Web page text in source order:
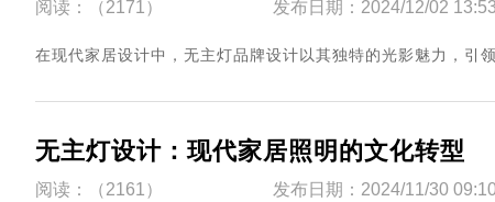
阅读：（2171） 发布日期：2024/12/02 13:53
在现代家居设计中，无主灯品牌设计以其独特的光影魅力，引
无主灯设计：现代家居照明的文化转型
阅读：（2161） 发布日期：2024/11/30